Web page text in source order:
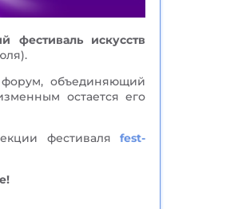
фестиваль искусств
объединяющий
остается его
фестиваляfest-